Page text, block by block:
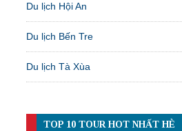
Du lịch Hội An
Du lịch Bến Tre
Du lịch Tà Xùa
TOP 10 TOUR HOT NHẤT HÈ